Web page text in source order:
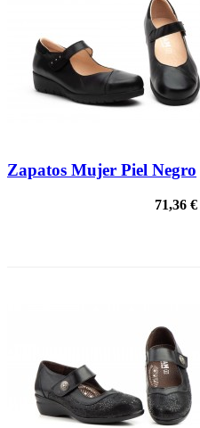
Zapatos Mujer Piel Negro
71,36 €